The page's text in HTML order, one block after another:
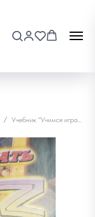
Учебник "Учимся играть Jazz на гитаре"